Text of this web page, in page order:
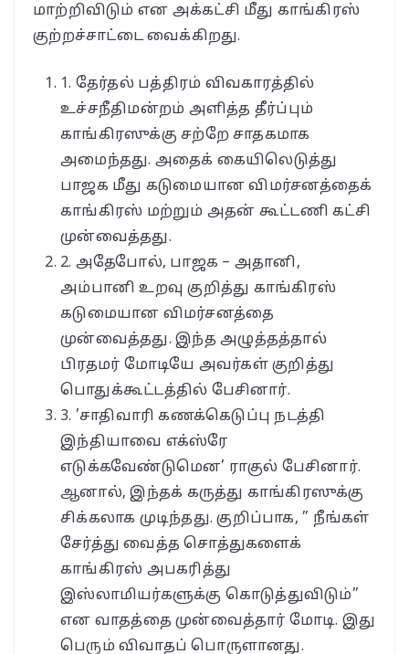
மாற்றிவிடும் என அக்கட்சி மீது காங்கிரஸ்
குற்றச்சாட்டை வைக்கிறது.
1. தேர்தல் பத்திரம் விவகாரத்தில்
உச்சநீதிமன்றம் அளித்த தீர்ப்பும்
காங்கிரஸுக்கு சற்றே சாதகமாக
அமைந்தது. அதைக் கையிலெடுத்து
பாஜக மீது கடுமையான விமர்சனத்தைக்
காங்கிரஸ் மற்றும் அதன் கூட்டணி கட்சி
முன்வைத்தது.
2. அதேபோல், பாஜக – அதானி,
அம்பானி உறவு குறித்து காங்கிரஸ்
கடுமையான விமர்சனத்தை
முன்வைத்தது. இந்த அழுத்தத்தால்
பிரதமர் மோடியே அவர்கள் குறித்து
பொதுக்கூட்டத்தில் பேசினார்.
3. ’சாதிவாரி கணக்கெடுப்பு நடத்தி
இந்தியாவை எக்ஸ்ரே
எடுக்கவேண்டுமென’ ராகுல் பேசினார்.
ஆனால், இந்தக் கருத்து காங்கிரஸுக்கு
சிக்கலாக முடிந்தது. குறிப்பாக, ” நீங்கள்
சேர்த்து வைத்த சொத்துகளைக்
காங்கிரஸ் அபகரித்து
இஸ்லாமியர்களுக்கு கொடுத்துவிடும்”
என வாதத்தை முன்வைத்தார் மோடி. இது
பெரும் விவாதப் பொருளானது.